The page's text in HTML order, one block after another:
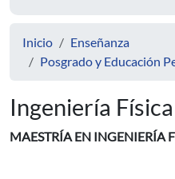
Inicio
Enseñanza
Posgrado y Educación
Ingeniería Física
MAESTRÍA EN INGENIERÍA